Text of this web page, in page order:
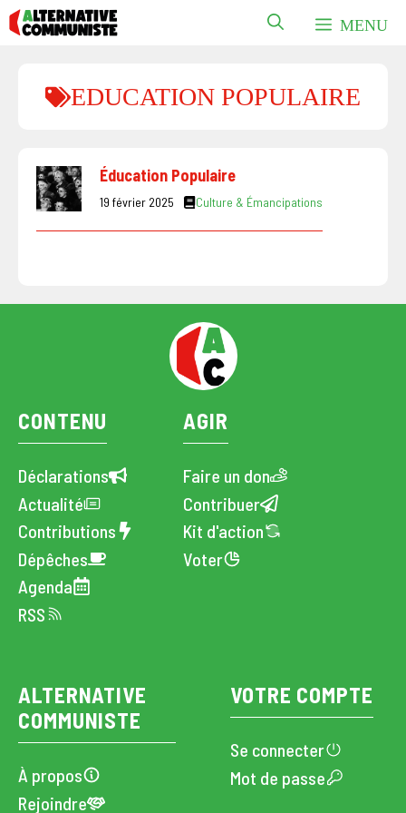
Aller
au
MENU
EDUCATION POPULAIRE
Éducation Populaire
19 février 2025 Culture & Émancipations
CONTENU
Déclarations
Actualité
Contributions
Dépêches
Agenda
RSS
AGIR
Faire un don
Contribuer
Kit d'action
Voter
ALTERNATIVE
COMMUNISTE
À propos
Rejoindre
VOTRE COMPTE
Se connecter
Mot de passe